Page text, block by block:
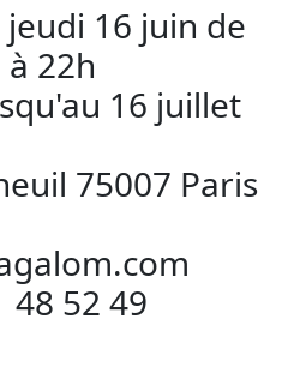
16 juin de
à 22h
16 juillet
75007 Paris
48 52 49